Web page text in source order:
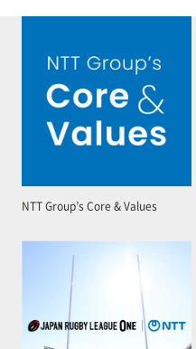
NTT Group’s Core & Values